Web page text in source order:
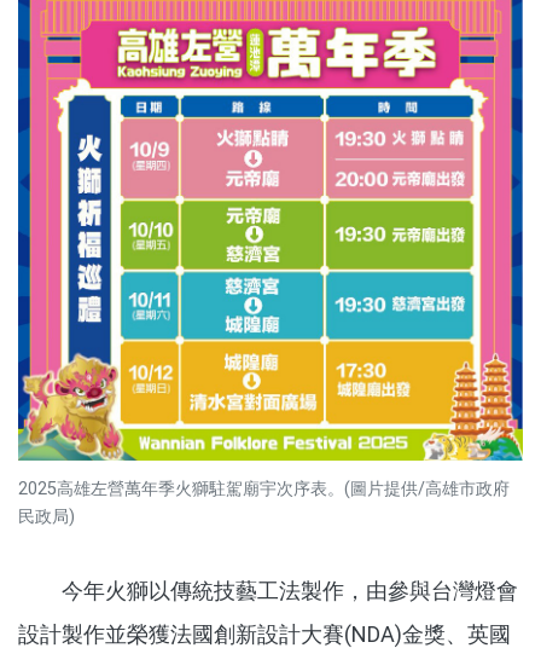
2025高雄左營萬年季火獅駐駕廟宇次序表。(圖片提供/高雄市政府
民政局)
今年火獅以傳統技藝工法製作，由參與台灣燈會
設計製作並榮獲法國創新設計大賽(NDA)金獎、英國